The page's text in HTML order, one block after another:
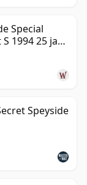
Special
1994 25 jaar
Speyside